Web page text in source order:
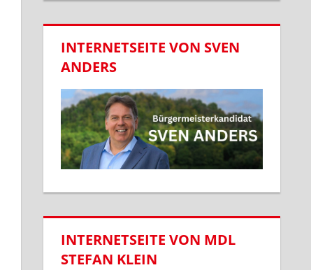
INTERNETSEITE VON SVEN
ANDERS
INTERNETSEITE VON MDL
STEFAN KLEIN